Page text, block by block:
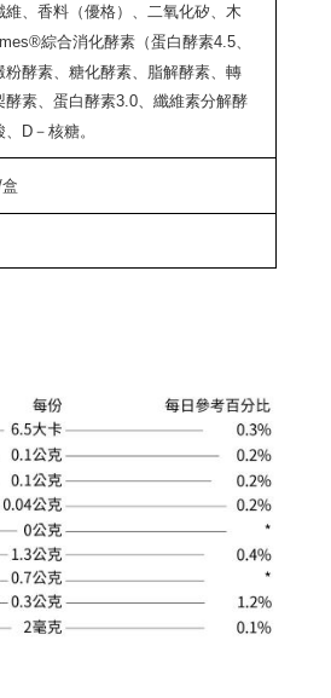
維、香料（優格）、二氧化矽、木
綜合消化酵素（蛋白酵素4.5、
粉酵素、糖化酵素、脂解酵素、轉
酵素、蛋白酵素3.0、纖維素分解酵
D－核糖。
盒